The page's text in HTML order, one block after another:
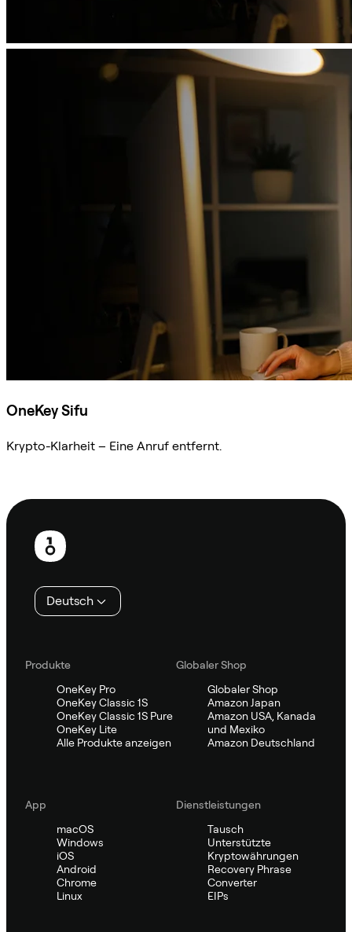
OneKey Sifu
Krypto-Klarheit – Eine Anruf entfernt.
Fußzeile
Deutsch
Produkte
OneKey Pro
OneKey Classic 1S
OneKey Classic 1S Pure
OneKey Lite
Alle Produkte anzeigen
Globaler Shop
Globaler Shop
Amazon Japan
Amazon USA, Kanada
und Mexiko
Amazon Deutschland
App
macOS
Windows
iOS
Android
Chrome
Linux
Dienstleistungen
Tausch
Unterstützte
Kryptowährungen
Recovery Phrase
Converter
EIPs